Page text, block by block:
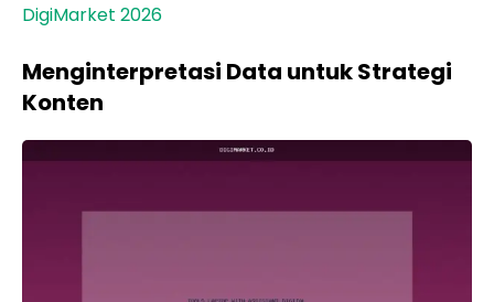
DigiMarket 2026
Menginterpretasi Data untuk Strategi
Konten